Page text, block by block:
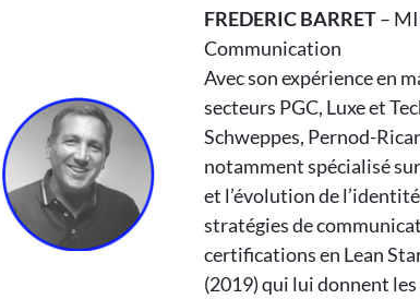
FREDERIC BARRET–
Communication
Avec son expérience en
secteurs PGC, Luxe et
Schweppes, Pernod-
notamment spécialisé
et l’évolution de
stratégies de
certifications en Lean
(2019) qui lui donnent